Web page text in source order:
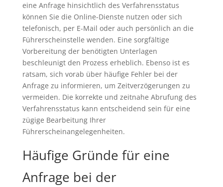
eine Anfrage hinsichtlich des Verfahrensstatus
können Sie die Online-Dienste nutzen oder sich
telefonisch, per E-Mail oder auch persönlich an die
Führerscheinstelle wenden. Eine sorgfältige
Vorbereitung der benötigten Unterlagen
beschleunigt den Prozess erheblich. Ebenso ist es
ratsam, sich vorab über häufige Fehler bei der
Anfrage zu informieren, um Zeitverzögerungen zu
vermeiden. Die korrekte und zeitnahe Abrufung des
Verfahrensstatus kann entscheidend sein für eine
zügige Bearbeitung Ihrer
Führerscheinangelegenheiten.
Häufige Gründe für eine
Anfrage bei der